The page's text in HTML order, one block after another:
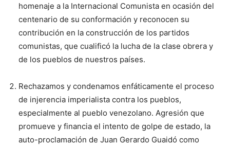
homenaje a la Internacional Comunista en ocasión del
centenario de su conformación y reconocen su
contribución en la construcción de los partidos
comunistas, que cualificó la lucha de la clase obrera y
de los pueblos de nuestros países.
Rechazamos y condenamos enfáticamente el proceso
de injerencia imperialista contra los pueblos,
especialmente al pueblo venezolano. Agresión que
promueve y financia el intento de golpe de estado, la
auto-proclamación de Juan Gerardo Guaidó como